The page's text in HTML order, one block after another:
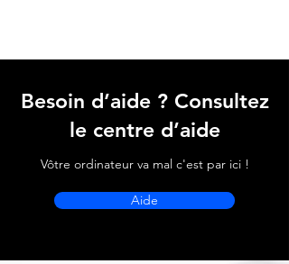
Besoin d’aide ? Consultez
le centre d’aide
Vôtre ordinateur va mal c'est par ici !
Aide